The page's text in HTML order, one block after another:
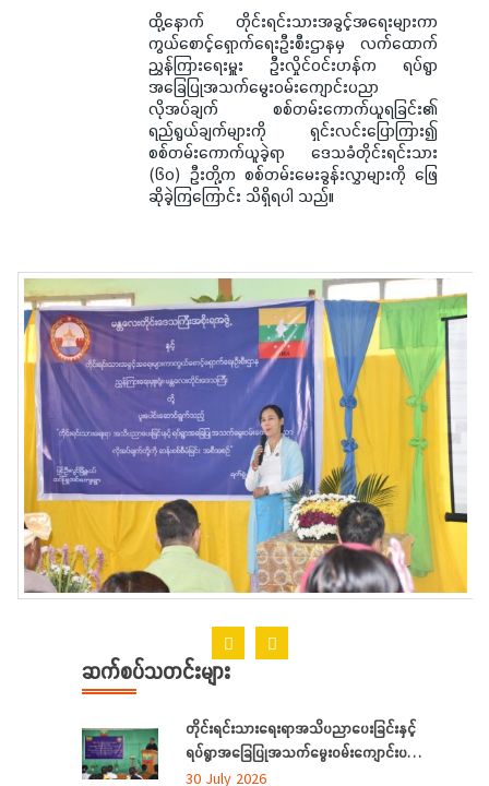
ထို့နောက် တိုင်းရင်းသားအခွင့်အရေးများကာ
ကွယ်စောင့်ရှောက်ရေးဦးစီးဌာနမှ လက်ထောက်
ညွှန်ကြားရေးမှူး ဦးလှိုင်ဝင်းဟန်က ရပ်ရွာ
အခြေပြုအသက်မွေးဝမ်းကျောင်းပညာ
လိုအပ်ချက် စစ်တမ်းကောက်ယူရခြင်း၏
ရည်ရွယ်ချက်များကို ရှင်းလင်းပြောကြား၍
စစ်တမ်းကောက်ယူခဲ့ရာ ဒေသခံတိုင်းရင်းသား
(၆၀) ဦးတို့က စစ်တမ်းမေးခွန်းလွှာများကို ဖြေ
ဆိုခဲ့ကြကြောင်း သိရှိရပါ သည်။
ဆက်စပ်သတင်းများ
တိုင်းရင်းသားရေးရာအသိပညာပေးခြင်းနှင့်
ရပ်ရွာအခြေပြုအသက်မွေးဝမ်းကျောင်းပညာ
လိုအပ်ချက်တို့ကို ဆန်းစစ်စီမံခြင်းအစီအစဉ်
30 July 2026